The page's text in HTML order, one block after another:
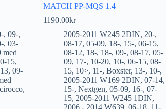
, 09-,
, 03-
med
15,
, 09-
,
MATCH PP-MQS 1.4
1190.00kr
2005-2011 W245 2DIN, 20-,
08-17, 05-09, 18-, 15-, 06-15,
08-12, 18-, 18-, 09-, 08-17, 05-
09, 17-, 10-20, 10-, 06-15, 08-
15, 10>, 11-, Boxster, 13-, 10-,
2005-2011 W169 2DIN, 07-14,
15-, Nextgen, 05-09, 16-, 07-
15, 2005-2011 W245 1DIN,
2006 - 2014 W639, 06-18, 11-